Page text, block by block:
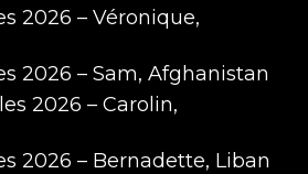
2026 – Véronique,
2026 – Sam, Afghanistan
2026 – Carolin,
2026 – Bernadette, Liban